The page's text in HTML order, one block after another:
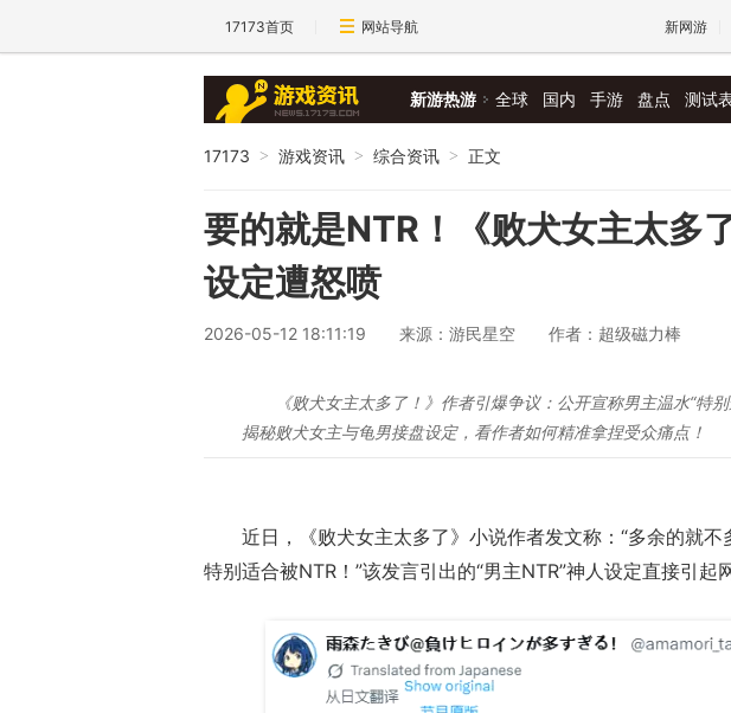
17173首页 网站导航 新网游
新游热游 全球 国内 手游 盘点 测试
17173 > 游戏资讯 > 综合资讯 > 正文
要的就是NTR！《败犬女主太多
设定遭怒喷
2026-05-12 18:11:19 来源：游民星空 作者：超级磁力棒
《败犬女主太多了！》作者引爆争议：公开宣称男主温水“特
揭秘败犬女主与龟男接盘设定，看作者如何精准拿捏受众痛点！
近日，《败犬女主太多了》小说作者发文称：“多余的就
特别适合被NTR！”该发言引出的“男主NTR”神人设定直接引起